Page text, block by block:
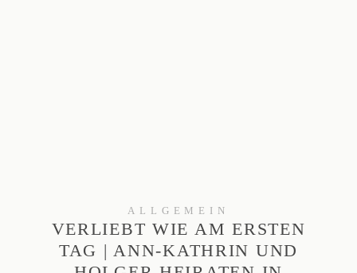
ALLGEMEIN
VERLIEBT WIE AM ERSTEN
TAG | ANN-KATHRIN UND